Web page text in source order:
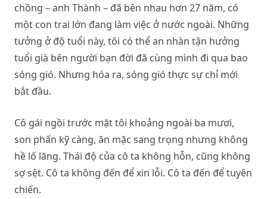
chồng – anh Thành – đã bên nhau hơn 27 năm, có
một con trai lớn đang làm việc ở nước ngoài. Những
tưởng ở độ tuổi này, tôi có thể an nhàn tận hưởng
tuổi già bên người bạn đời đã cùng mình đi qua bao
sóng gió. Nhưng hóa ra, sóng gió thực sự chỉ mới
bắt đầu.
Cô gái ngồi trước mặt tôi khoảng ngoài ba mươi,
son phấn kỹ càng, ăn mặc sang trọng nhưng không
hề lố lăng. Thái độ của cô ta không hỗn, cũng không
sợ sệt. Cô ta không đến để xin lỗi. Cô ta đến để tuyên
chiến.